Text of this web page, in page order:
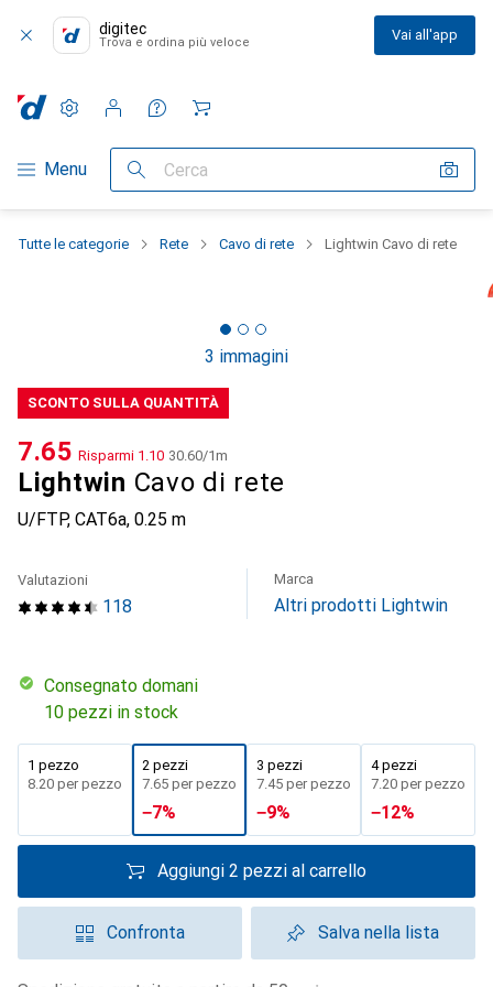
digitec
Trova e ordina più veloce Vai all'app
Categoria Navigazione
Menu Cerca
Impostazioni
Conto cliente
Liste di confronto
Liste dei desideri
Carrello
Tutte le categorie Rete Cavo di rete Lightwin Cavo di rete
3 immagini
SCONTO SULLA QUANTITÀ
Lightwin Cavo di rete
U/FTP, CAT6a, 0.25 m
CHF
7.65 Risparmi CHF
1.10 CHF
30.60/1m
118
Valutazioni Marca
Altri prodotti Lightwin
Consegnato domani
10 pezzi in stock
1 pezzo
CHF
8.20 per pezzo
2 pezzi
CHF
7.65 per pezzo
−7%
3 pezzi
CHF
7.45 per pezzo
−9%
4 pezzi
CHF
7.20 per pezzo
−12%
Aggiungi 2 pezzi al carrello
Confronta Salva nella lista